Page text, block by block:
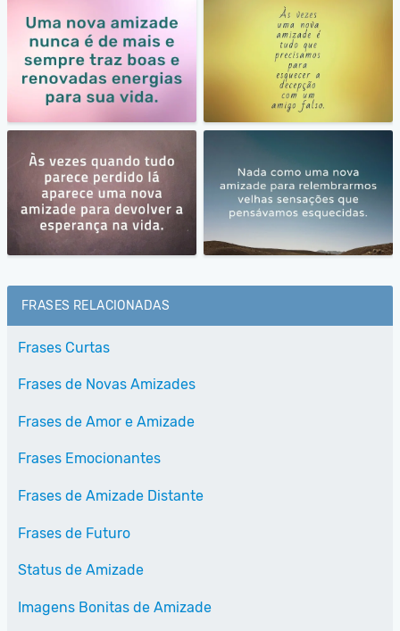
FRASES RELACIONADAS
Frases Curtas
Frases de Novas Amizades
Frases de Amor e Amizade
Frases Emocionantes
Frases de Amizade Distante
Frases de Futuro
Status de Amizade
Imagens Bonitas de Amizade